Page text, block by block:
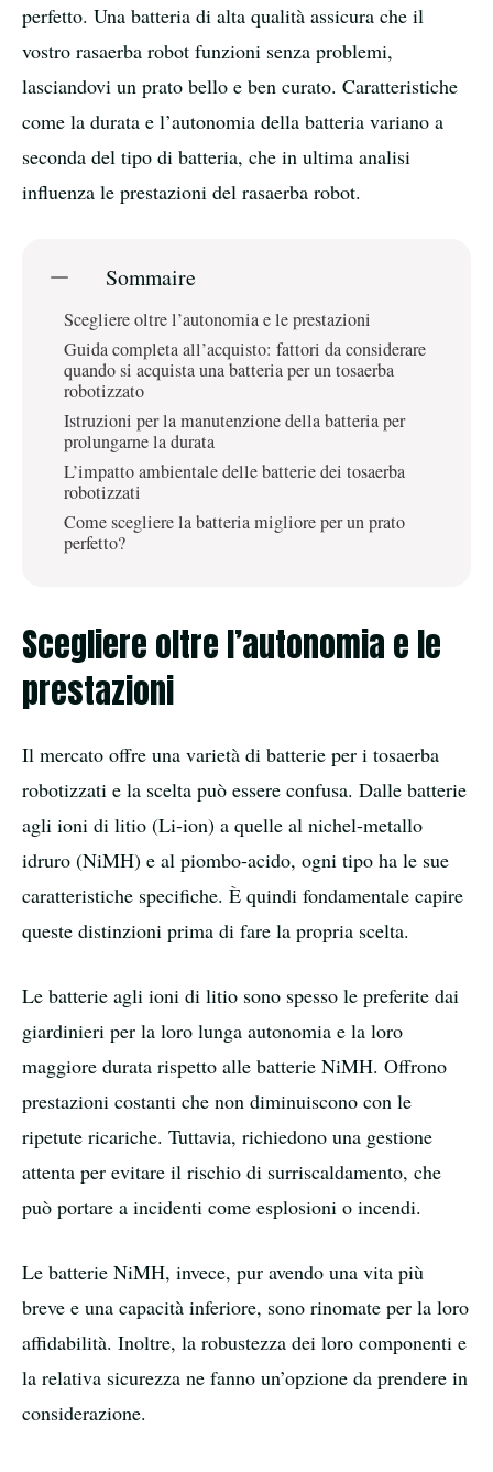
perfetto. Una batteria di alta qualità assicura che il
vostro rasaerba robot funzioni senza problemi,
lasciandovi un prato bello e ben curato. Caratteristiche
come la durata e l’autonomia della batteria variano a
seconda del tipo di batteria, che in ultima analisi
influenza le prestazioni del rasaerba robot.
Sommaire
Scegliere oltre l’autonomia e le prestazioni
Guida completa all’acquisto: fattori da considerare
quando si acquista una batteria per un tosaerba
robotizzato
Istruzioni per la manutenzione della batteria per
prolungarne la durata
L’impatto ambientale delle batterie dei tosaerba
robotizzati
Come scegliere la batteria migliore per un prato
perfetto?
Scegliere oltre l’autonomia e le
prestazioni
Il mercato offre una varietà di batterie per i tosaerba
robotizzati e la scelta può essere confusa. Dalle batterie
agli ioni di litio (Li-ion) a quelle al nichel-metallo
idruro (NiMH) e al piombo-acido, ogni tipo ha le sue
caratteristiche specifiche. È quindi fondamentale capire
queste distinzioni prima di fare la propria scelta.
Le batterie agli ioni di litio sono spesso le preferite dai
giardinieri per la loro lunga autonomia e la loro
maggiore durata rispetto alle batterie NiMH. Offrono
prestazioni costanti che non diminuiscono con le
ripetute ricariche. Tuttavia, richiedono una gestione
attenta per evitare il rischio di surriscaldamento, che
può portare a incidenti come esplosioni o incendi.
Le batterie NiMH, invece, pur avendo una vita più
breve e una capacità inferiore, sono rinomate per la loro
affidabilità. Inoltre, la robustezza dei loro componenti e
la relativa sicurezza ne fanno un’opzione da prendere in
considerazione.